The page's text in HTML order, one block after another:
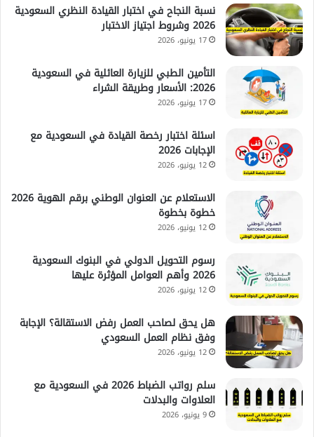
نسبة النجاح في اختبار القيادة النظري السعودية
2026 وشروط اجتياز الاختبار
17 يونيو، 2026
التأمين الطبي للزيارة العائلية في السعودية
2026: الأسعار وطريقة الشراء
17 يونيو، 2026
اسئلة اختبار رخصة القيادة في السعودية مع
الإجابات 2026
12 يونيو، 2026
الاستعلام عن العنوان الوطني برقم الهوية 2026
خطوة بخطوة
12 يونيو، 2026
رسوم التحويل الدولي في البنوك السعودية
2026 وأهم العوامل المؤثرة عليها
12 يونيو، 2026
هل يحق لصاحب العمل رفض الاستقالة؟ الإجابة
وفق نظام العمل السعودي
12 يونيو، 2026
سلم رواتب الضباط 2026 في السعودية مع
العلاوات والبدلات
9 يونيو، 2026